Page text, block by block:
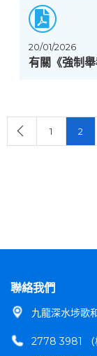
20/01/2026
有關《強制
1 2
聯絡我們
九龍深水埗歌
2778 3981 （